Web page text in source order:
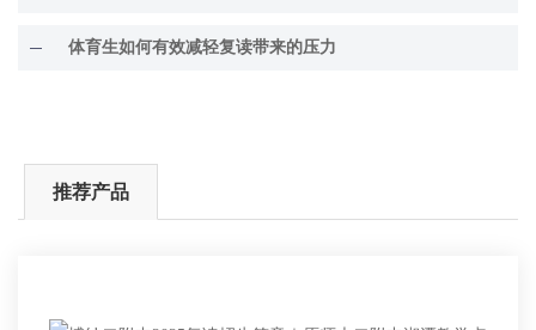
体育生如何有效减轻复读带来的压力
推荐产品